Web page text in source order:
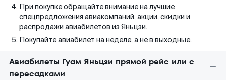
При покупке обращайте внимание на лучшие
спецпредложения авиакомпаний, акции, скидки и
распродажи авиабилетов из Яньцзи.
Покупайте авиабилет на неделе, а не в выходные.
Авиабилеты Гуам Яньцзи прямой рейс или с
пересадками